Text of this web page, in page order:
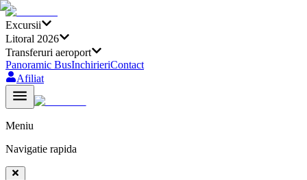
Excursii
Litoral 2026
Transferuri aeroport
Panoramic BusInchirieriContact
Afiliat
Meniu
Navigatie rapida